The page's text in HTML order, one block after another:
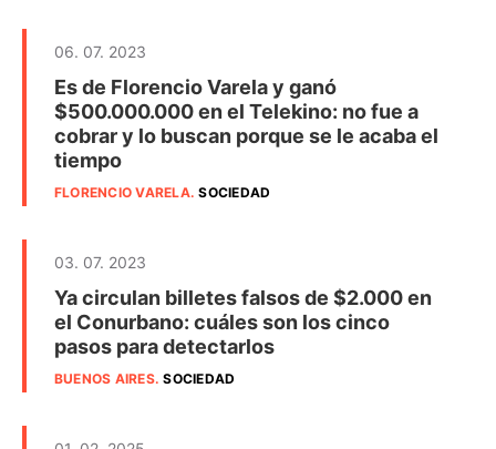
06. 07. 2023
Es de Florencio Varela y ganó
$500.000.000 en el Telekino: no fue a
cobrar y lo buscan porque se le acaba el
tiempo
FLORENCIO VARELA.SOCIEDAD
03. 07. 2023
Ya circulan billetes falsos de $2.000 en
el Conurbano: cuáles son los cinco
pasos para detectarlos
BUENOS AIRES.SOCIEDAD